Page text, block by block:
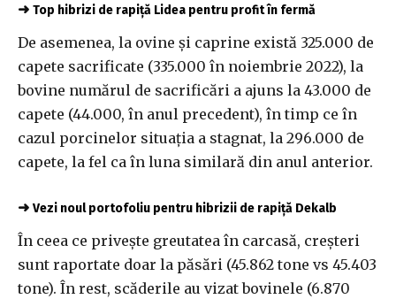
➜ Top hibrizi de rapiță Lidea pentru profit în fermă
De asemenea, la ovine şi caprine există 325.000 de
capete sacrificate (335.000 în noiembrie 2022), la
bovine numărul de sacrificări a ajuns la 43.000 de
capete (44.000, în anul precedent), în timp ce în
cazul porcinelor situaţia a stagnat, la 296.000 de
capete, la fel ca în luna similară din anul anterior.
➜ Vezi noul portofoliu pentru hibrizii de rapiță Dekalb
În ceea ce priveşte greutatea în carcasă, creşteri
sunt raportate doar la păsări (45.862 tone vs 45.403
tone). În rest, scăderile au vizat bovinele (6.870